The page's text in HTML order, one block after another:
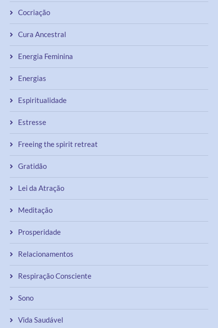
Cocriação
Cura Ancestral
Energia Feminina
Energias
Espiritualidade
Estresse
Freeing the spirit retreat
Gratidão
Lei da Atração
Meditação
Prosperidade
Relacionamentos
Respiração Consciente
Sono
Vida Saudável